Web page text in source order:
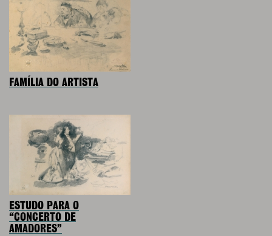
FAMÍLIA DO ARTISTA
ESTUDO PARA O
“CONCERTO DE
AMADORES”